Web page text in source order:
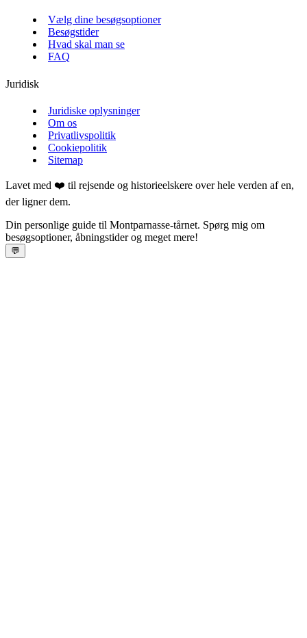
Vælg dine besøgsoptioner
Besøgstider
Hvad skal man se
FAQ
Juridisk
Juridiske oplysninger
Om os
Privatlivspolitik
Cookiepolitik
Sitemap
Lavet med ❤️ til rejsende og historieelskere over hele verden af en,
der ligner dem.
Din personlige guide til Montparnasse-tårnet. Spørg mig om
besøgsoptioner, åbningstider og meget mere!
💬